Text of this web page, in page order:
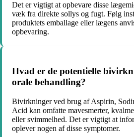
Det er vigtigt at opbevare disse
væk fra direkte sollys og fugt. Følg
produktets emballage eller lægens
opbevaring.
Hvad er de potentielle
orale behandling?
Bivirkninger ved brug af Aspirin,
Acid kan omfatte mavesmerter,
eller svimmelhed. Det er vigtigt at
oplever nogen af disse symptomer.